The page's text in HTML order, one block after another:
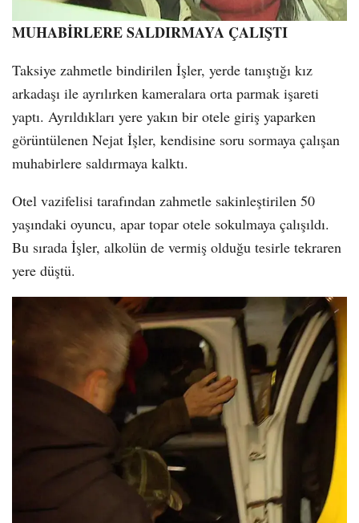
MUHABİRLERE SALDIRMAYA ÇALIŞTI
Taksiye zahmetle bindirilen İşler, yerde tanıştığı kız
arkadaşı ile ayrılırken kameralara orta parmak işareti
yaptı. Ayrıldıkları yere yakın bir otele giriş yaparken
görüntülenen Nejat İşler, kendisine soru sormaya çalışan
muhabirlere saldırmaya kalktı.
Otel vazifelisi tarafından zahmetle sakinleştirilen 50
yaşındaki oyuncu, apar topar otele sokulmaya çalışıldı.
Bu sırada İşler, alkolün de vermiş olduğu tesirle tekraren
yere düştü.